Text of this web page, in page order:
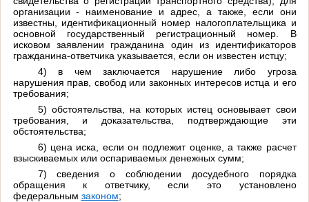
организации - наименование и адрес, а также, если они
известны, идентификационный номер налогоплательщика и
основной государственный регистрационный номер. В
исковом заявлении гражданина один из идентификаторов
гражданина-ответчика указывается, если он известен истцу;
4) в чем заключается нарушение либо угроза
нарушения прав, свобод или законных интересов истца и его
требования;
5) обстоятельства, на которых истец основывает свои
требования, и доказательства, подтверждающие эти
обстоятельства;
6) цена иска, если он подлежит оценке, а также расчет
взыскиваемых или оспариваемых денежных сумм;
7) сведения о соблюдении досудебного порядка
обращения к ответчику, если это установлено
федеральным законом;